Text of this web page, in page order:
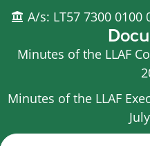
A/s: LT57 7300 0100
Minutes of the LLAF
Minutes of the LLAF